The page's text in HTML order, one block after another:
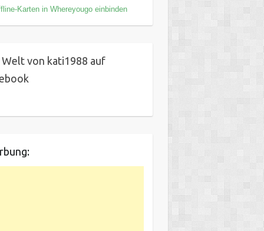
Karten in Whereyougo einbinden
Welt von kati1988 auf